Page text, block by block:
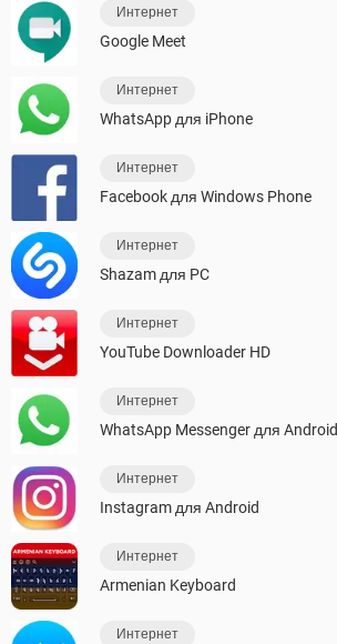
Интернет
Google Meet
Интернет
WhatsApp для iPhone
Интернет
Facebook для Windows Phone
Интернет
Shazam для PC
Интернет
YouTube Downloader HD
Интернет
WhatsApp Messenger для Android
Интернет
Instagram для Android
Интернет
Armenian Keyboard
Интернет